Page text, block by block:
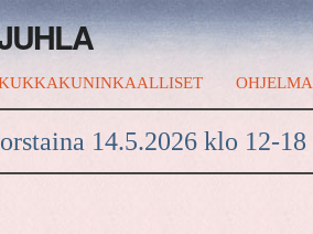
OHJELMA
14.5.2026 klo 12-18